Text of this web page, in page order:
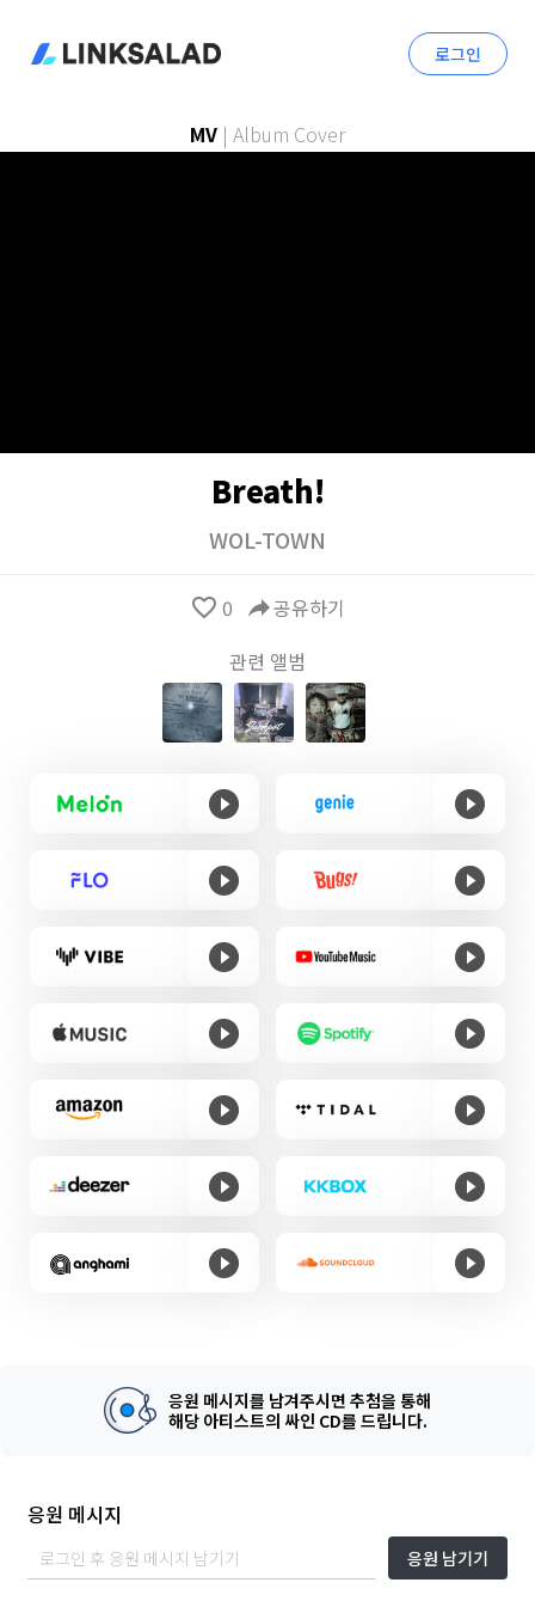
로그인
MV | Album Cover
Breath!
WOL-TOWN
favorite_border 0 reply공유하기
관련 앨범
응원 메시지를 남겨주시면 추첨을 통해
해당 아티스트의 싸인 CD를 드립니다.
응원 메시지
응원 남기기